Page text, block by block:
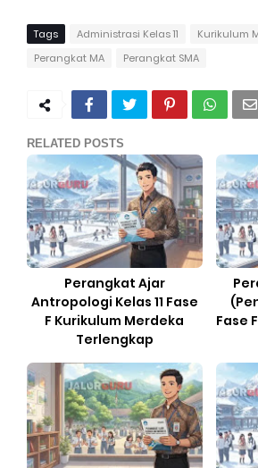
Tags Administrasi Kelas 11
Kurikulum
Perangkat MA
Perangkat SMA
RELATED POSTS
Perangkat Ajar
Antropologi Kelas 11 Fase
F Kurikulum Merdeka
Terlengkap
Fase